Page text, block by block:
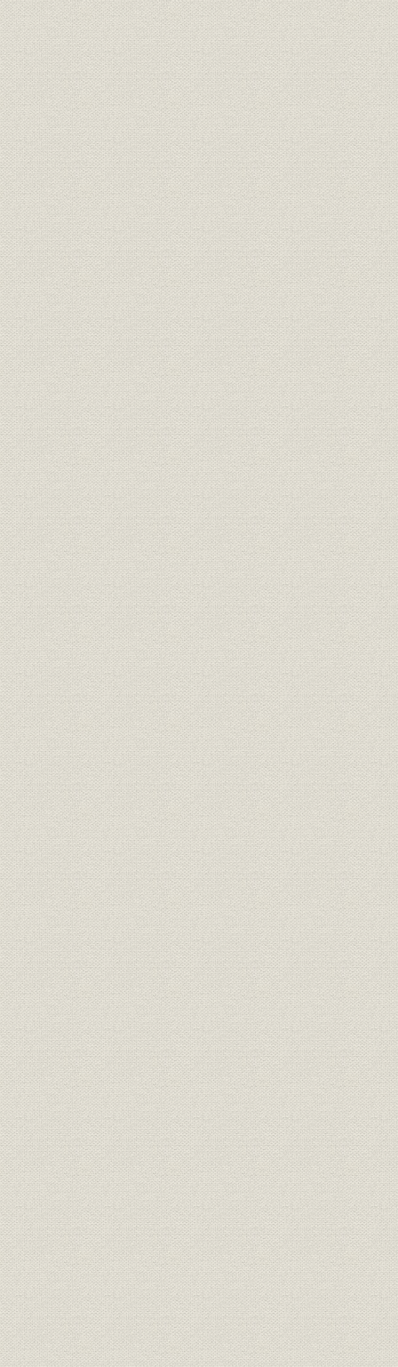
役員 所長 水谷浩
役員 日本製鉄第5代社長 渡辺義介
経営 終戦前後の創業概況 昭和20年7
施設 ホット・ストリップ・ミル
沿革;事業所 飛躍的な発展期を迎えて 昭和29年~
製造工程;事業所 製銑、製鋼 昭和22年
製造工程;施設 圧延 昭和21年~
製造工程;施設 化成品
名誉 線材工場御視察中の両陛下 昭和29年8
役員 所長 香春三樹次
役員 所長 佐藤正義
生産;施設 当所主要設備ならびに生産能力 昭和33年3
生産
富士製鉄全社と当所の全国対比
生産高//富士製鉄各作業所の生産
高比較
昭和31年度
生産
本道の鉄鉱石産額と当所出銑量
との対照表
明治39年
役員 現役員
役員 現役員
役員 現役員
役員 現役員
経営;生産 富士製鉄の全貌 昭和33年4
事業所
室蘭製鉄所、釜石製鉄所、広畑
製鉄所、川崎製鉄所
社歌
くろがねの富士(富士製鉄株式会
社社歌)
社歌 室蘭製鉄所所歌
事業所 製鉄所本事務所